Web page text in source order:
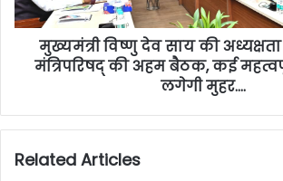
मुख्यमंत्री विष्णु देव साय की अध्यक्षता
मंत्रिपरिषद् की अहम बैठक, कई
लगेगी मुहर….
Related Articles